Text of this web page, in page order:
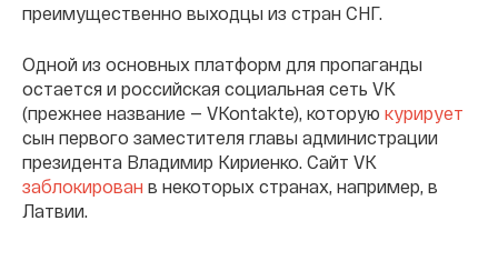
преимущественно выходцы из стран СНГ.
Одной из основных платформ для пропаганды
остается и российская социальная сеть VK
(прежнее название — VKontakte), которую курирует
сын первого заместителя главы администрации
президента Владимир Кириенко. Сайт VK
заблокирован в некоторых странах, например, в
Латвии.